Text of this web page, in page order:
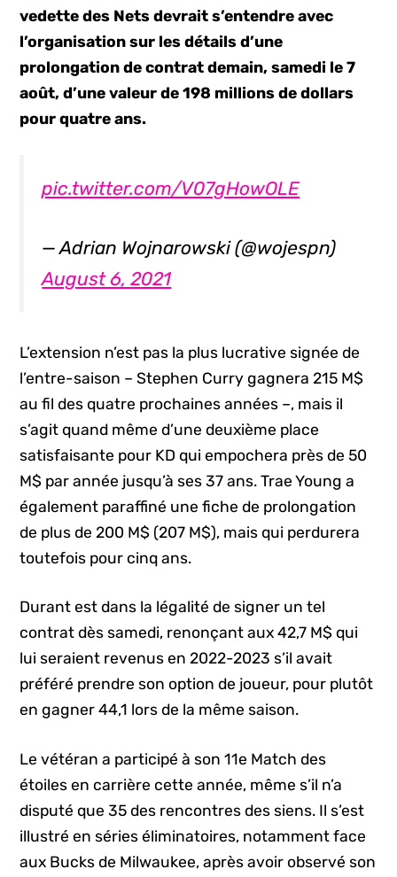
vedette des Nets devrait s’entendre avec
l’organisation sur les détails d’une
prolongation de contrat demain, samedi le 7
août, d’une valeur de 198 millions de dollars
pour quatre ans.
pic.twitter.com/V07gHowOLE
— Adrian Wojnarowski (@wojespn)
August 6, 2021
L’extension n’est pas la plus lucrative signée de
l’entre-saison – Stephen Curry gagnera 215 M$
au fil des quatre prochaines années –, mais il
s’agit quand même d’une deuxième place
satisfaisante pour KD qui empochera près de 50
M$ par année jusqu’à ses 37 ans. Trae Young a
également paraffiné une fiche de prolongation
de plus de 200 M$ (207 M$), mais qui perdurera
toutefois pour cinq ans.
Durant est dans la légalité de signer un tel
contrat dès samedi, renonçant aux 42,7 M$ qui
lui seraient revenus en 2022-2023 s’il avait
préféré prendre son option de joueur, pour plutôt
en gagner 44,1 lors de la même saison.
Le vétéran a participé à son 11e Match des
étoiles en carrière cette année, même s’il n’a
disputé que 35 des rencontres des siens. Il s’est
illustré en séries éliminatoires, notamment face
aux Bucks de Milwaukee, après avoir observé son